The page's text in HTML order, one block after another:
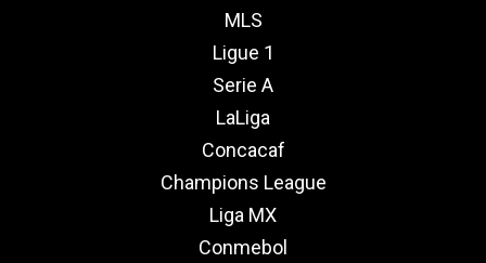
MLS
Ligue 1
Serie A
LaLiga
Concacaf
Champions League
Liga MX
Conmebol